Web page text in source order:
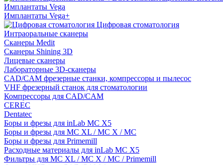
Имплантаты Vega
Имплантаты Vega+
Цифровая стоматология
Интраоральные сканеры
Сканеры Medit
Сканеры Shining 3D
Лицевые сканеры
Лабораторные 3D-сканеры
CAD/CAM фрезерные станки, компрессоры и пылесос
VHF фрезерный станок для стоматологии
Компрессоры для CAD/CAM
CEREC
Dentatec
Боры и фрезы для inLab MC X5
Боры и фрезы для MC XL / MC X / MC
Боры и фрезы для Primemill
Расходные материалы для inLab MC X5
Фильтры для MC XL / MC X / MC / Primemill